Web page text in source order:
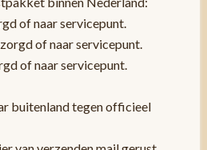
of naar servicepunt.
of naar servicepunt.
of naar servicepunt.
buitenland tegen officieel